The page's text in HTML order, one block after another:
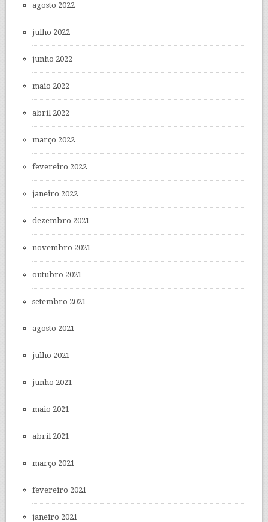
agosto 2022
julho 2022
junho 2022
maio 2022
abril 2022
março 2022
fevereiro 2022
janeiro 2022
dezembro 2021
novembro 2021
outubro 2021
setembro 2021
agosto 2021
julho 2021
junho 2021
maio 2021
abril 2021
março 2021
fevereiro 2021
janeiro 2021